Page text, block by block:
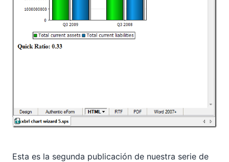
Esta es la segunda publicación de nuestra serie de